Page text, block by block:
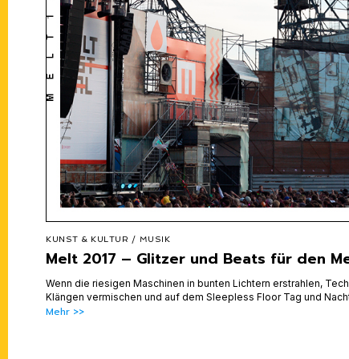
KUNST & KULTUR / MUSIK
Melt 2017 – Glitzer und Beats für den
Wenn die riesigen Maschinen in bunten Lichtern erstrahlen,
Klängen vermischen und auf dem Sleepless Floor Tag und
Mehr >>